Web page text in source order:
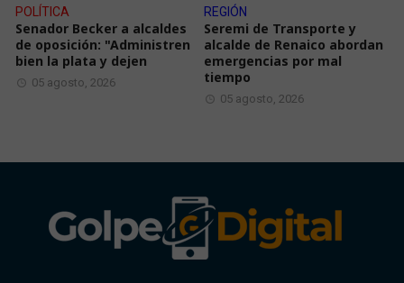
POLÍTICA
Senador Becker a alcaldes
de oposición: "Administren
bien la plata y dejen
05 agosto, 2026
REGIÓN
Seremi de Transporte y
alcalde de Renaico abordan
emergencias por mal
tiempo
05 agosto, 2026